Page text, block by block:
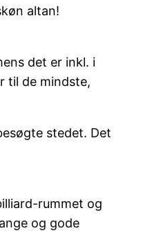
altan!
det er inkl. i
til de mindste,
stedet. Det
rummet og
og gode